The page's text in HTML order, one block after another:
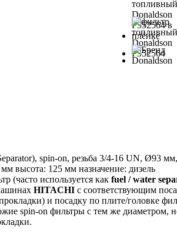
spin-on, резьба 3/4-16 UN, Ø93
мм высота: 125 мм назначение: дизель
(часто используется как fuel / water
HITACHI с соответствующим
и посадку по плите/головке
spin-on фильтры с тем же диаметром,